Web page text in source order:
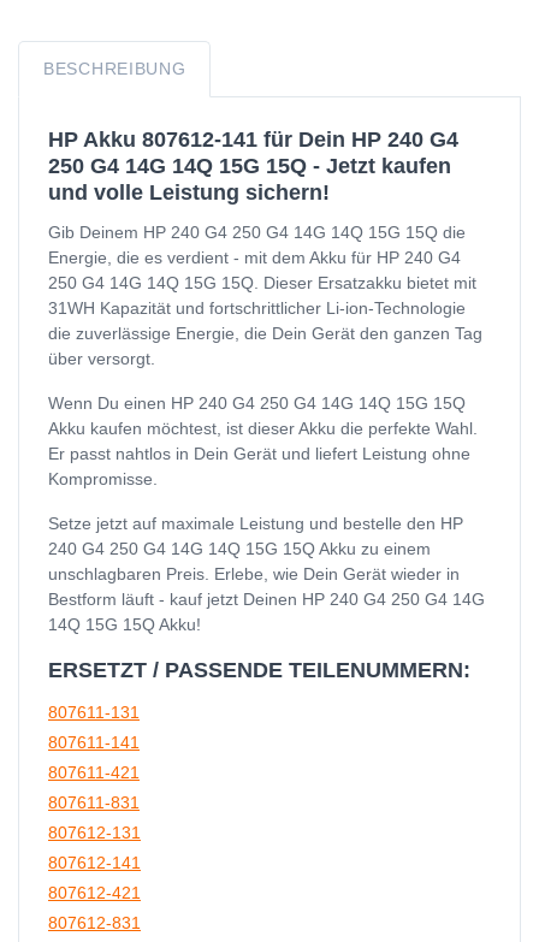
BESCHREIBUNG
HP Akku 807612-141 für Dein HP 240 G4
250 G4 14G 14Q 15G 15Q - Jetzt kaufen
und volle Leistung sichern!
Gib Deinem HP 240 G4 250 G4 14G 14Q 15G 15Q die
Energie, die es verdient - mit dem Akku für HP 240 G4
250 G4 14G 14Q 15G 15Q. Dieser Ersatzakku bietet mit
31WH Kapazität und fortschrittlicher Li-ion-Technologie
die zuverlässige Energie, die Dein Gerät den ganzen Tag
über versorgt.
Wenn Du einen HP 240 G4 250 G4 14G 14Q 15G 15Q
Akku kaufen möchtest, ist dieser Akku die perfekte Wahl.
Er passt nahtlos in Dein Gerät und liefert Leistung ohne
Kompromisse.
Setze jetzt auf maximale Leistung und bestelle den HP
240 G4 250 G4 14G 14Q 15G 15Q Akku zu einem
unschlagbaren Preis. Erlebe, wie Dein Gerät wieder in
Bestform läuft - kauf jetzt Deinen HP 240 G4 250 G4 14G
14Q 15G 15Q Akku!
ERSETZT / PASSENDE TEILENUMMERN:
807611-131
807611-141
807611-421
807611-831
807612-131
807612-141
807612-421
807612-831